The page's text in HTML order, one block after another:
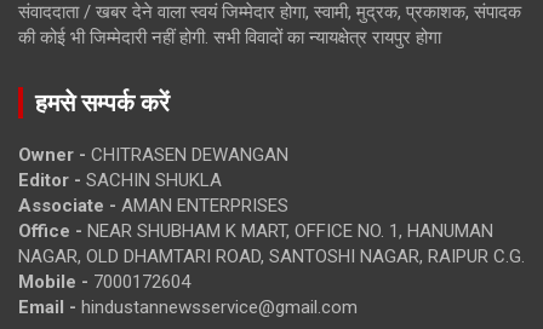
संवाददाता / खबर देने वाला स्वयं जिम्मेदार होगा, स्वामी, मुद्रक, प्रकाशक, संपादक
की कोई भी जिम्मेदारी नहीं होगी. सभी विवादों का न्यायक्षेत्र रायपुर होगा
हमसे सम्पर्क करें
Owner - CHITRASEN DEWANGAN
Editor - SACHIN SHUKLA
Associate - AMAN ENTERPRISES
Office - NEAR SHUBHAM K MART, OFFICE NO. 1, HANUMAN
NAGAR, OLD DHAMTARI ROAD, SANTOSHI NAGAR, RAIPUR C.G.
Mobile - 7000172604
Email - hindustannewsservice@gmail.com